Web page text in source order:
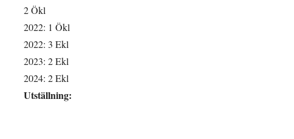
2 Ökl
2022: 1 Ökl
2022: 3 Ekl
2023: 2 Ekl
2024: 2 Ekl
Utställning: